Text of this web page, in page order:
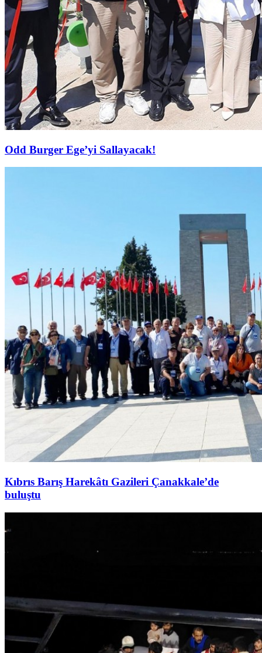
Odd Burger Ege’yi Sallayacak!
Kıbrıs Barış Harekâtı Gazileri Çanakkale’de
buluştu